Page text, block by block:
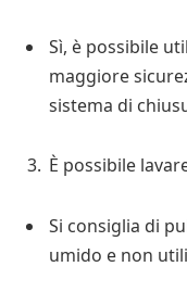
Sì, è possibile
maggiore
sistema di
È possibile
Si consiglia di
umido e non